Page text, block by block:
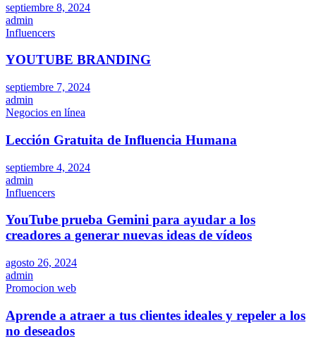
septiembre 8, 2024
admin
Influencers
YOUTUBE BRANDING
septiembre 7, 2024
admin
Negocios en línea
Lección Gratuita de Influencia Humana
septiembre 4, 2024
admin
Influencers
YouTube prueba Gemini para ayudar a los
creadores a generar nuevas ideas de vídeos
agosto 26, 2024
admin
Promocion web
Aprende a atraer a tus clientes ideales y repeler a los
no deseados